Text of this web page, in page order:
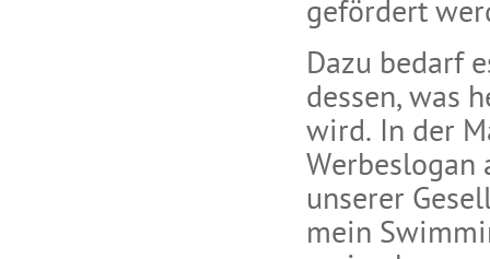
gefördert
Dazu bedarf
dessen, was
wird. In der
unserer
mein